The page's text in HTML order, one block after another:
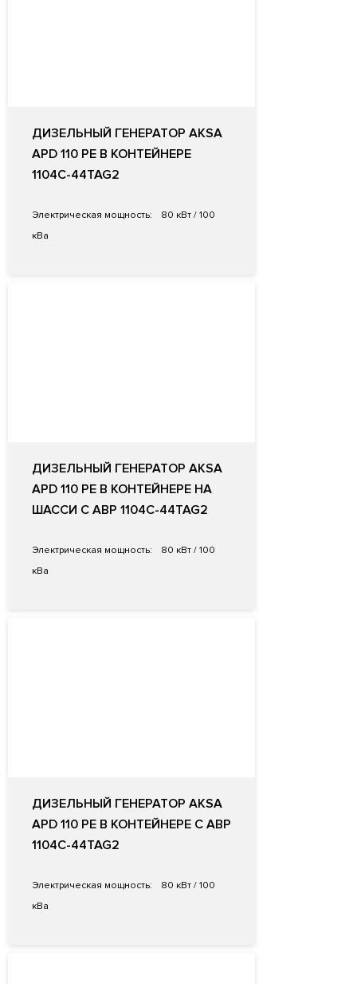
ДИЗЕЛЬНЫЙ ГЕНЕРАТОР AKSA
APD 110 PE В КОНТЕЙНЕРЕ
1104C-44TAG2
Электрическая мощность:
80 кВт / 100
кВа
ДИЗЕЛЬНЫЙ ГЕНЕРАТОР AKSA
APD 110 PE В КОНТЕЙНЕРЕ НА
ШАССИ С АВР 1104C-44TAG2
Электрическая мощность:
80 кВт / 100
кВа
ДИЗЕЛЬНЫЙ ГЕНЕРАТОР AKSA
APD 110 PE В КОНТЕЙНЕРЕ С АВР
1104C-44TAG2
Электрическая мощность:
80 кВт / 100
кВа